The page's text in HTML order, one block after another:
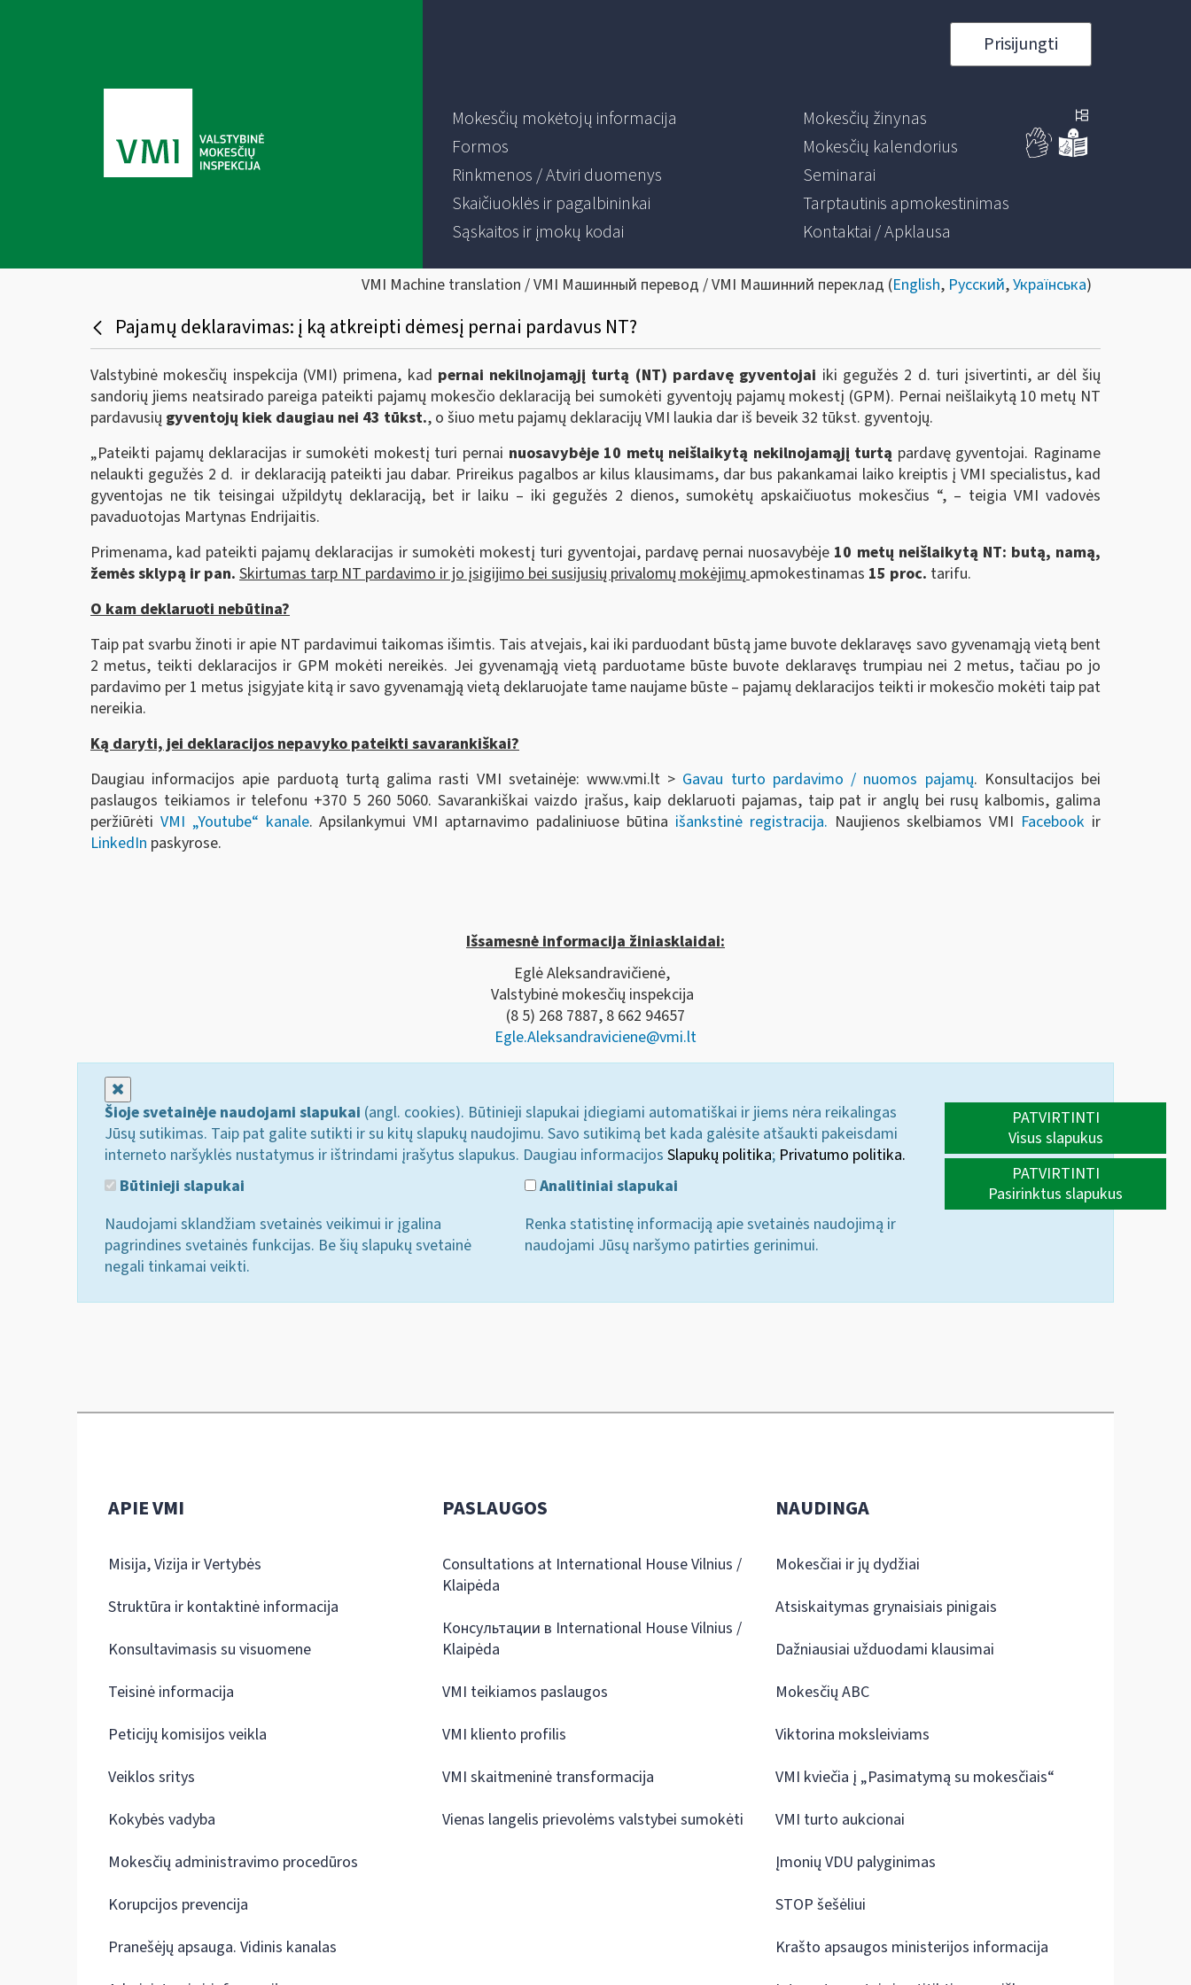
Prisijungti
Mokesčių mokėtojų informacija
Formos
Rinkmenos / Atviri duomenys
Skaičiuoklės ir pagalbininkai
Sąskaitos ir įmokų kodai
Mokesčių žinynas
Mokesčių kalendorius
Seminarai
Tarptautinis apmokestinimas
Kontaktai / Apklausa
VMI Machine translation / VMI Машинный перевод / VMI Машинний переклад (English, Русский,Українська)
Pajamų deklaravimas: į ką atkreipti dėmesį pernai pardavus NT?
Valstybinė mokesčių inspekcija (VMI) primena, kad pernai nekilnojamąjį turtą (NT) pardavę gyventojai iki gegužės 2 d. turi įsivertinti, ar dėl šių
sandorių jiems neatsirado pareiga pateikti pajamų mokesčio deklaraciją bei sumokėti gyventojų pajamų mokestį (GPM). Pernai neišlaikytą 10 metų NT
pardavusių gyventojų kiek daugiau nei 43 tūkst., o šiuo metu pajamų deklaracijų VMI laukia dar iš beveik 32 tūkst. gyventojų.
„Pateikti pajamų deklaracijas ir sumokėti mokestį turi pernai nuosavybėje 10 metų neišlaikytą nekilnojamąjį turtą pardavę gyventojai. Raginame
nelaukti gegužės 2 d. ir deklaraciją pateikti jau dabar. Prireikus pagalbos ar kilus klausimams, dar bus pakankamai laiko kreiptis į VMI specialistus, kad
gyventojas ne tik teisingai užpildytų deklaraciją, bet ir laiku – iki gegužės 2 dienos, sumokėtų apskaičiuotus mokesčius “, – teigia VMI vadovės
pavaduotojas Martynas Endrijaitis.
Primenama, kad pateikti pajamų deklaracijas ir sumokėti mokestį turi gyventojai, pardavę pernai nuosavybėje 10 metų neišlaikytą NT: butą, namą,
žemės sklypą ir pan. Skirtumas tarp NT pardavimo ir jo įsigijimo bei susijusių privalomų mokėjimų apmokestinamas 15 proc. tarifu.
O kam deklaruoti nebūtina?
Taip pat svarbu žinoti ir apie NT pardavimui taikomas išimtis. Tais atvejais, kai iki parduodant būstą jame buvote deklaravęs savo gyvenamąją vietą bent
2 metus, teikti deklaracijos ir GPM mokėti nereikės. Jei gyvenamąją vietą parduotame būste buvote deklaravęs trumpiau nei 2 metus, tačiau po jo
pardavimo per 1 metus įsigyjate kitą ir savo gyvenamąją vietą deklaruojate tame naujame būste – pajamų deklaracijos teikti ir mokesčio mokėti taip pat
nereikia.
Ką daryti, jei deklaracijos nepavyko pateikti savarankiškai?
Daugiau informacijos apie parduotą turtą galima rasti VMI svetainėje: www.vmi.lt > Gavau turto pardavimo / nuomos pajamų. Konsultacijos bei
paslaugos teikiamos ir telefonu +370 5 260 5060. Savarankiškai vaizdo įrašus, kaip deklaruoti pajamas, taip pat ir anglų bei rusų kalbomis, galima
peržiūrėti VMI „Youtube“ kanale. Apsilankymui VMI aptarnavimo padaliniuose būtina išankstinė registracija. Naujienos skelbiamos VMI Facebook ir
LinkedIn paskyrose.
Išsamesnė informacija žiniasklaidai:
Eglė Aleksandravičienė,
Valstybinė mokesčių inspekcija
(8 5) 268 7887, 8 662 94657
Egle.Aleksandraviciene@vmi.lt
Šioje svetainėje naudojami slapukai (angl. cookies). Būtinieji slapukai įdiegiami automatiškai ir jiems nėra reikalingas
Jūsų sutikimas. Taip pat galite sutikti ir su kitų slapukų naudojimu. Savo sutikimą bet kada galėsite atšaukti pakeisdami
interneto naršyklės nustatymus ir ištrindami įrašytus slapukus. Daugiau informacijos Slapukų politika; Privatumo politika.
Būtinieji slapukai
Naudojami sklandžiam svetainės veikimui ir įgalina
pagrindines svetainės funkcijas. Be šių slapukų svetainė
negali tinkamai veikti.
Analitiniai slapukai
Renka statistinę informaciją apie svetainės naudojimą ir
naudojami Jūsų naršymo patirties gerinimui.
PATVIRTINTI
Visus slapukus
PATVIRTINTI
Pasirinktus slapukus
APIE VMI
Misija, Vizija ir Vertybės
Struktūra ir kontaktinė informacija
Konsultavimasis su visuomene
Teisinė informacija
Peticijų komisijos veikla
Veiklos sritys
Kokybės vadyba
Mokesčių administravimo procedūros
Korupcijos prevencija
Pranešėjų apsauga. Vidinis kanalas
PASLAUGOS
Consultations at International House Vilnius /
Klaipėda
Консультации в International House Vilnius /
Klaipėda
VMI teikiamos paslaugos
VMI kliento profilis
VMI skaitmeninė transformacija
Vienas langelis prievolėms valstybei sumokėti
NAUDINGA
Mokesčiai ir jų dydžiai
Atsiskaitymas grynaisiais pinigais
Dažniausiai užduodami klausimai
Mokesčių ABC
Viktorina moksleiviams
VMI kviečia į „Pasimatymą su mokesčiais“
VMI turto aukcionai
Įmonių VDU palyginimas
STOP šešėliui
Krašto apsaugos ministerijos informacija